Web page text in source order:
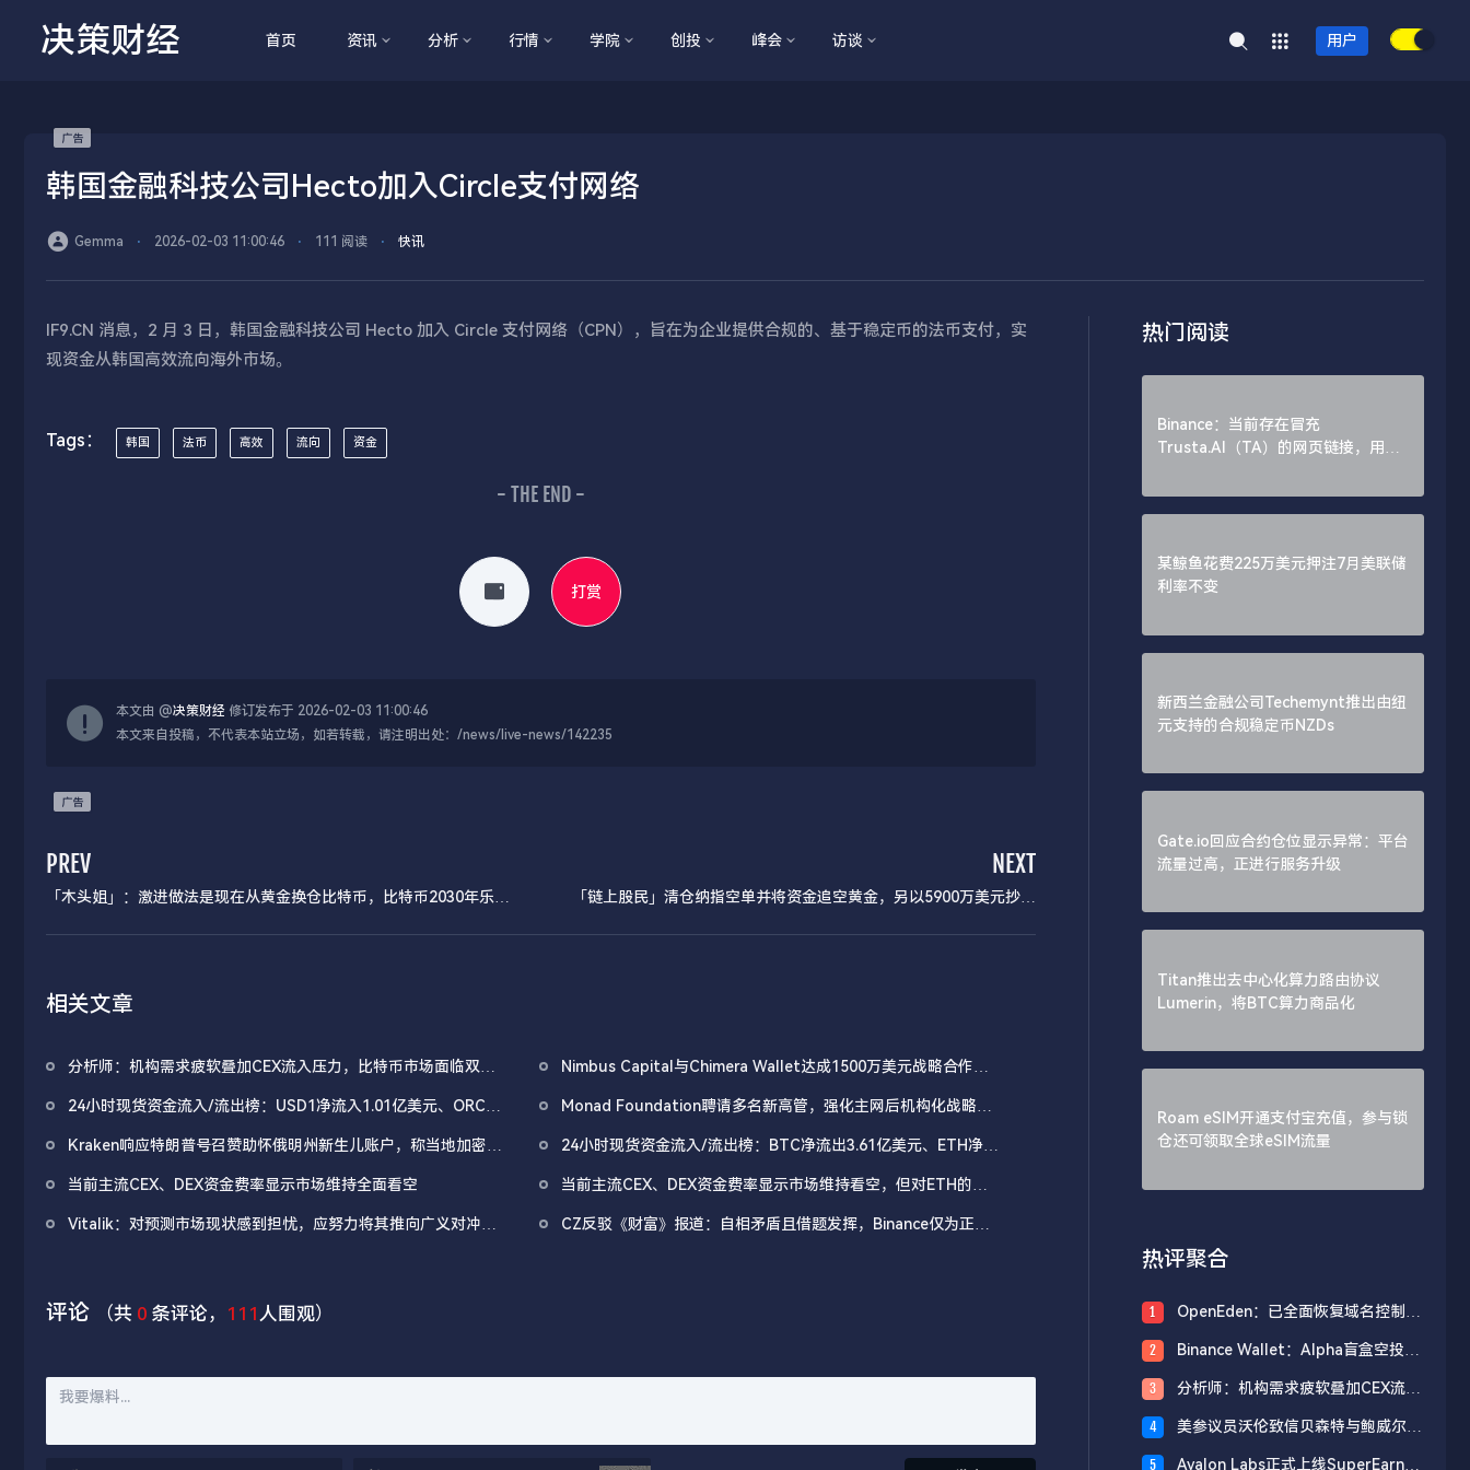
决策财经 首页 资讯 分析 行情 学院 创投 峰会 访谈 用户
韩国金融科技公司Hecto加入Circle支付网络
Gemma ⋅ 2026-02-03 11:00:46 ⋅ 111 阅读 ⋅ 快讯
IF9.CN 消息，2 月 3 日，韩国金融科技公司 Hecto 加入 Circle 支付网络（CPN），旨在为企业提供合规的、基于稳定币的法币支付，实
现资金从韩国高效流向海外市场。
Tags： 韩国 法币 高效 流向 资金
- THE END -
打赏
本文由 @决策财经 修订发布于 2026-02-03 11:00:46
本文来自投稿，不代表本站立场，如若转载，请注明出处：/news/live-news/142235
PREV
「木头姐」：激进做法是现在从黄金换仓比特币，比特币2030年乐观
NEXT
「链上股民」清仓纳指空单并将资金追空黄金，另以5900万美元抄底
相关文章
分析师：机构需求疲软叠加CEX流入压力，比特币市场面临双重
Nimbus Capital与Chimera Wallet达成1500万美元战略合作，
24小时现货资金流入/流出榜：USD1净流入1.01亿美元、ORCA
Monad Foundation聘请多名新高管，强化主网后机构化战略布
Kraken响应特朗普号召赞助怀俄明州新生儿账户，称当地加密监
24小时现货资金流入/流出榜：BTC净流出3.61亿美元、ETH净流
当前主流CEX、DEX资金费率显示市场维持全面看空
当前主流CEX、DEX资金费率显示市场维持看空，但对ETH的看
Vitalik：对预测市场现状感到担忧，应努力将其推向广义对冲用
CZ反驳《财富》报道：自相矛盾且借题发挥，Binance仅为正常
评论 （共 0 条评论， 111人围观）
热门阅读
Binance：当前存在冒充
Trusta.AI（TA）的网页链接，用户
某鲸鱼花费225万美元押注7月美联储
利率不变
新西兰金融公司Techemynt推出由纽
元支持的合规稳定币NZDs
Gate.io回应合约仓位显示异常：平台
流量过高，正进行服务升级
Titan推出去中心化算力路由协议
Lumerin，将BTC算力商品化
Roam eSIM开通支付宝充值，参与锁
仓还可领取全球eSIM流量
热评聚合
1
OpenEden：已全面恢复域名控制，
2
Binance Wallet：Alpha盲盒空投将
分
3
分析师：机构需求疲软叠加CEX流入
4
美参议员沃伦致信贝森特与鲍威尔，
5 Avalon Labs正式上线SuperEarn理